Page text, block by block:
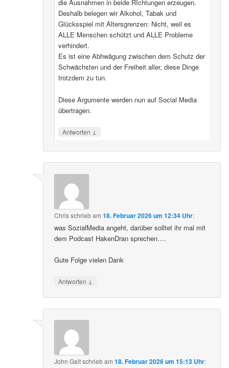
die Ausnahmen in beide RIchtungen erzeugen.
Deshalb belegen wir Alkohol, Tabak und
Glücksspiel mit Altersgrenzen: Nicht, weil es
ALLE Menschen schützt und ALLE Probleme
verhindert.
Es ist eine Abhwägung zwischen dem Schutz der
Schwächsten und der Freiheit aller, diese Dinge
trotzdem zu tun.
Diese Argumente werden nun auf Social Media
übertragen.
Antworten ↓
Chrisschriebam18. Februar 2026 um 12:34 Uhr:
was SozialMedia angeht, darüber solltet ihr mal mit
dem Podcast HakenDran sprechen….
Gute Folge vielen Dank
Antworten ↓
John Galtschriebam18. Februar 2026 um 15:13 Uhr: